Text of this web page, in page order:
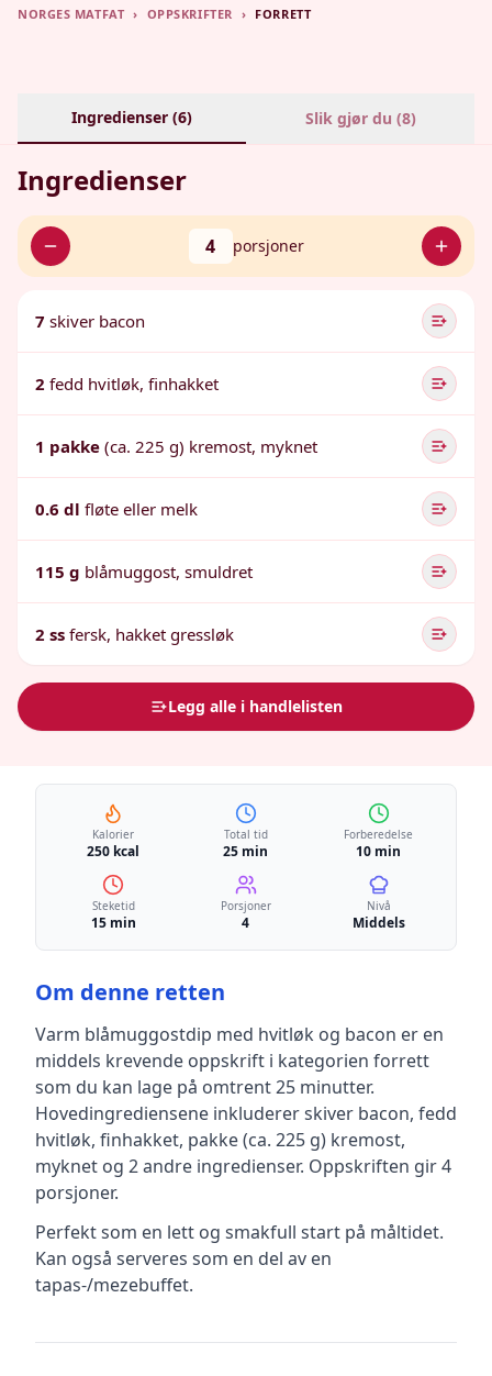
NORGES MATFAT › OPPSKRIFTER › FORRETT
Ingredienser (6) Slik gjør du (8)
Ingredienser
4 porsjoner
7 skiver bacon
2 fedd hvitløk, finhakket
1 pakke (ca. 225 g) kremost, myknet
0.6 dl fløte eller melk
115 g blåmuggost, smuldret
2 ss fersk, hakket gressløk
Legg alle i handlelisten
Kalorier
250 kcal
Total tid
25 min
Forberedelse
10 min
Steketid
15 min
Porsjoner
4
Nivå
Middels
Om denne retten
Varm blåmuggostdip med hvitløk og bacon er en
middels krevende oppskrift i kategorien forrett
som du kan lage på omtrent 25 minutter.
Hovedingrediensene inkludererskiver bacon, fedd
hvitløk, finhakket, pakke (ca. 225 g) kremost,
myknet og 2 andre ingredienser. Oppskriften gir4
porsjoner.
Perfekt som en lett og smakfull start på måltidet.
Kan også serveres som en del av en
tapas-/mezebuffet.